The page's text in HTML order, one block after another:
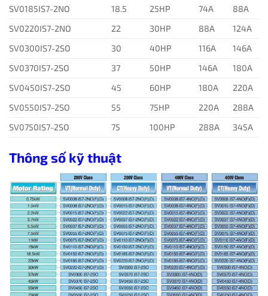
SV0185IS7-2NO
18.5 25HP 74A
88A
SV0220IS7-2NO
22 30HP 88A
124A
SV0300IS7-2SO
30 40HP 116A
146A
SV0370IS7-2SO
37 50HP 146A
180A
SV0450IS7-2SO
45 60HP 180A
220A
SV0550IS7-2SO
55 75HP 220A
288A
SV0750IS7-2SO
75 100HP 288A 345A
Thông số kỹ thuật